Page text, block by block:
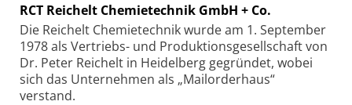
RCT Reichelt Chemietechnik GmbH + Co.
Die Reichelt Chemietechnik wurde am 1. September
1978 als Vertriebs- und Produktionsgesellschaft von
Dr. Peter Reichelt in Heidelberg gegründet, wobei
sich das Unternehmen als „Mailorderhaus“
verstand.